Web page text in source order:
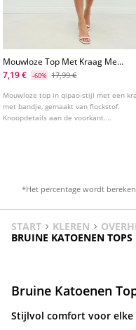
Mouwloze Top Met Kraag Met
Bandje
7,19 € -60% 17,99 €
Mouwloze top in qipao-stijl met een
met bandje, gemaakt van flockstof.
Knoopdetails aan de voorkant.
*Het percentage wordt
START KLEREN
BRUINE KATOENEN
Bruine Katoenen
Stijlvol comfort voor